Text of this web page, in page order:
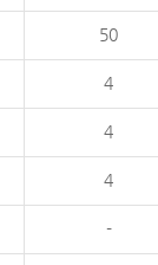
50
4
4
4
-